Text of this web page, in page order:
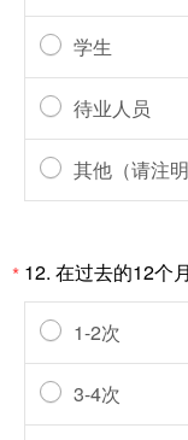
学生
待业人员
其他（请注明
* 12. 在过去的12个
1-2次
3-4次